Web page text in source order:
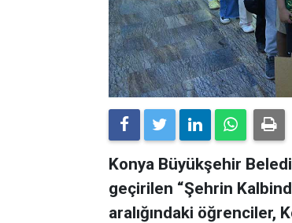
Konya Büyükşehir
geçirilen “Şehrin
aralığındaki öğrenciler,